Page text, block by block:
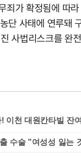
죄가 확정됨에 따
단 사태에 연루돼
사법리스크를 완
수술 "여성성 잃는